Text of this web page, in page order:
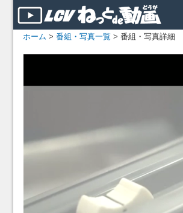
ホーム > 番組・写真一覧 > 番組・写真詳細